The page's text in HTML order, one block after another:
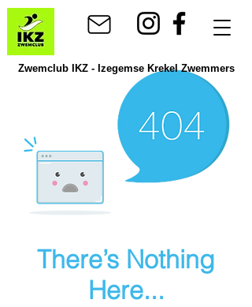
Zwemclub IKZ - Izegemse Krekel Zwemmers
There’s Nothing
Here...